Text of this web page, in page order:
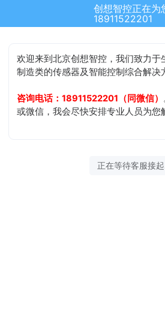
创想智控正在为
18911522201
欢迎来到北京创想智控，我们致力于
制造类的传感器及智能控制综合解决
咨询电话：18911522201（同微信）
或微信，我会尽快安排专业人员为您
正在等待客服接